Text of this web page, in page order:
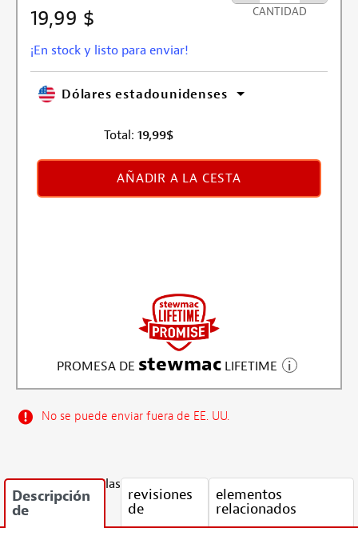
19,99 $
¡En stock y listo para enviar!
CANTIDAD
Dólares estadounidenses
Total: 19,99$
AÑADIR A LA CESTA
PROMESA DE stewmacLIFETIME
No se puede enviar fuera de EE. UU.
Descripción
de
las
revisiones
de
elementos
relacionados